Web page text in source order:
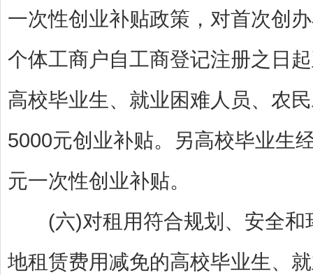
一次性创业补贴政策，对首次创
个体工商户自工商登记注册之日
高校毕业生、就业困难人员、农
5000元创业补贴。另高校毕业生
元一次性创业补贴。
(六)对租用符合规划、安全和
地租赁费用减免的高校毕业生、